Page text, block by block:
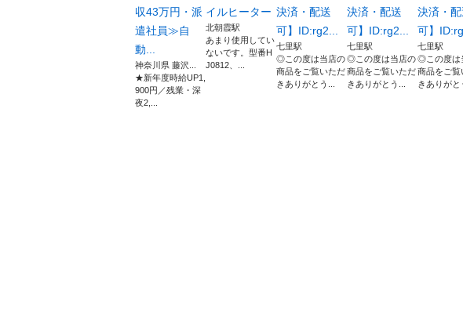
収43万円・派
遣社員≫自
動...
神奈川県 藤沢...
★新年度時給UP1,
900円／残業・深
夜2,...
イルヒーター
北朝霞駅
あまり使用してい
ないです。型番H
J0812、...
決済・配送
可】ID:rg2...
七里駅
◎この度は当店の
商品をご覧いただ
きありがとう...
決済・配送
可】ID:rg2...
七里駅
◎この度は当店の
商品をご覧いただ
きありがとう...
決済・配
可】
七里駅
◎この度は
商品をご覧
きありがと